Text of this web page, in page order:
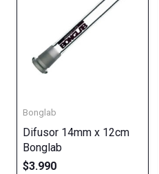
Bonglab
Difusor 14mm x 12cm
Bonglab
$3.990